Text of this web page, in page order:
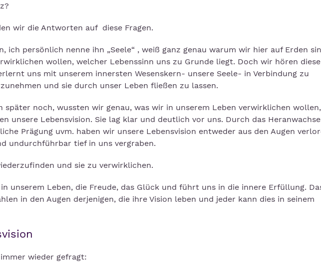
wir die Antworten auf diese Fragen.
ich persönlich nenne ihn „Seele“ , weiß ganz genau warum wir hier auf Erden
wollen, welcher Lebenssinn uns zu Grunde liegt. Doch wir hören diese
uns mit unserem innersten Wesenskern- unsere Seele- in Verbindung zu
und sie durch unser Leben fließen zu lassen.
später noch, wussten wir genau, was wir in unserem Leben verwirklichen
unsere Lebensvision. Sie lag klar und deutlich vor uns. Durch das
Prägung uvm. haben wir unsere Lebensvision entweder aus den Augen
undurchführbar tief in uns vergraben.
und sie zu verwirklichen.
unserem Leben, die Freude, das Glück und führt uns in die innere Erfüllung.
in den Augen derjenigen, die ihre Vision leben und jeder kann dies in seinem
wieder gefragt: